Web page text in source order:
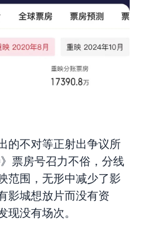
的不对等正射出争议所
票房号召力不俗，分线
范围，无形中减少了影
影城想放片而没有资
现没有场次。